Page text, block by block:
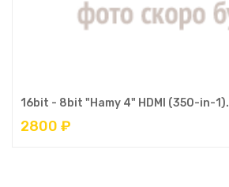
16bit - 8bit "Hamy 4" HDMI (350-in-1).
2800 ₽